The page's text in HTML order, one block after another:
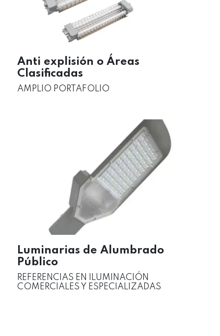
Anti explisión o Áreas
Clasificadas
AMPLIO PORTAFOLIO
Luminarias de Alumbrado
Público
REFERENCIAS EN ILUMINACIÓN
COMERCIALES Y ESPECIALIZADAS